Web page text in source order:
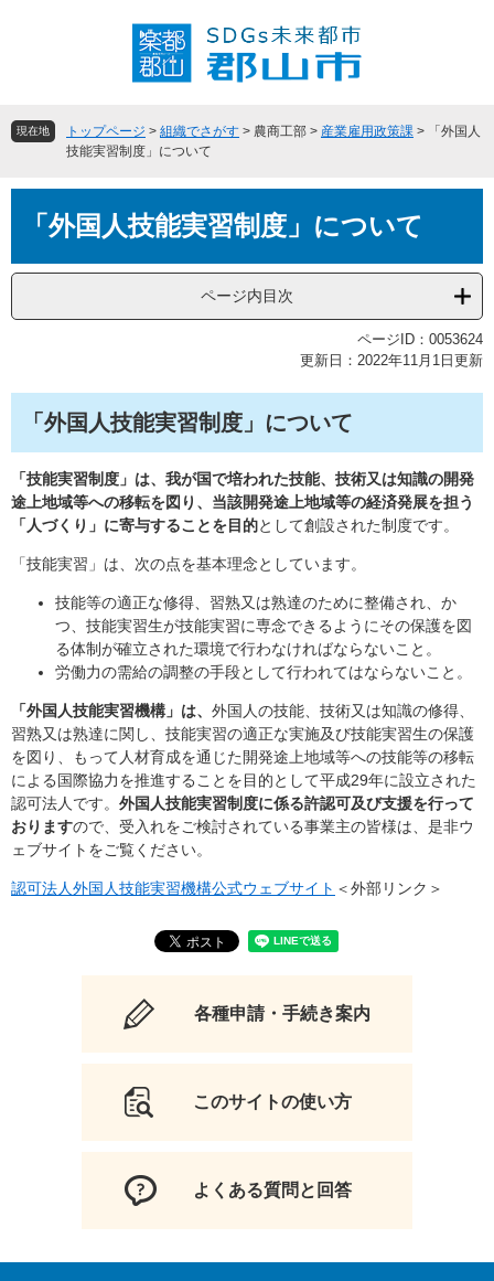
頭
飛
へ
現在地 トップページ > 組織でさがす > 農商工部 > 産業雇用政策課 >
「外国人
技能実習制度」について
「外国人技能実習制度」について
ページ内目次
ページID：0053624
更新日：2022年11月1日更新
「外国人技能実習制度」について
「技能実習制度」は、我が国で培われた技能、技術又は知識の開発
途上地域等への移転を図り、当該開発途上地域等の経済発展を担う
「人づくり」に寄与することを目的として創設された制度です。
「技能実習」は、次の点を基本理念としています。
技能等の適正な修得、習熟又は熟達のために整備され、か
つ、技能実習生が技能実習に専念できるようにその保護を図
る体制が確立された環境で行わなければならないこと。
労働力の需給の調整の手段として行われてはならないこと。
「外国人技能実習機構」は、 外国人の技能、技術又は知識の修得、
習熟又は熟達に関し、技能実習の適正な実施及び技能実習生の保護
を図り、もって人材育成を通じた開発途上地域等への技能等の移転
による国際協力を推進することを目的として平成29年に設立された
認可法人です。 外国人技能実習制度に係る許認可及び支援を行って
おりますので、受入れをご検討されている事業主の皆様は、是非ウ
ェブサイトをご覧ください。
認可法人外国人技能実習機構公式ウェブサイト ＜外部リンク＞
各種申請・手続き案内
このサイトの使い方
よくある質問と回答